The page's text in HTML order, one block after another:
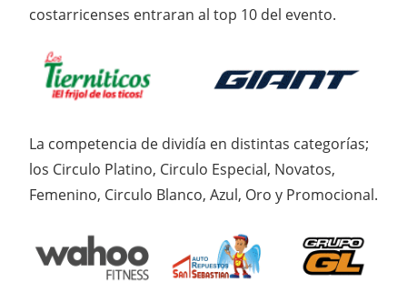
costarricenses entraran al top 10 del evento.
La competencia de dividía en distintas categorías;
los Circulo Platino, Circulo Especial, Novatos,
Femenino, Circulo Blanco, Azul, Oro y Promocional.